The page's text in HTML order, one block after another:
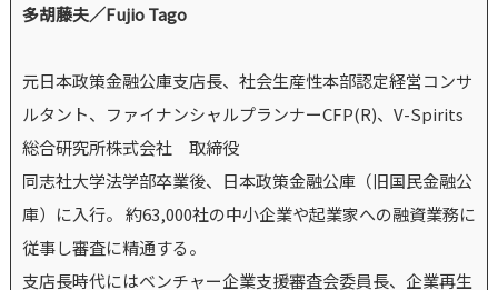
多胡藤夫／Fujio Tago
元日本政策金融公庫支店長、社会生産性本部認定経営コンサ
ルタント、ファイナンシャルプランナーCFP(R)、V-Spirits
総合研究所株式会社 取締役
同志社大学法学部卒業後、日本政策金融公庫（旧国民金融公
庫）に入行。 約63,000社の中小企業や起業家への融資業務に
従事し審査に精通する。
支店長時代にはベンチャー企業支援審査会委員長、企業再生